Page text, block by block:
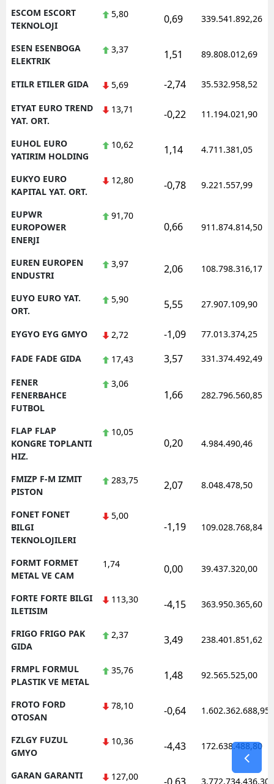
ESCOM ESCORT
TEKNOLOJI
5,80 0,69 339.541.892,26
ESEN ESENBOGA
ELEKTRIK
3,37 1,51 89.808.012,69
ETILR ETILER GIDA 5,69 -2,74 35.532.958,52
ETYAT EURO TREND
YAT. ORT.
13,71 -0,22 11.194.021,90
EUHOL EURO
YATIRIM HOLDING
10,62 1,14 4.711.381,05
EUKYO EURO
KAPITAL YAT. ORT.
12,80 -0,78 9.221.557,99
EUPWR
EUROPOWER
ENERJI
91,70
0,66 911.874.814,50
EUREN EUROPEN
ENDUSTRI
3,97 2,06 108.798.316,17
EUYO EURO YAT.
ORT.
5,90 5,55 27.907.109,90
EYGYO EYG GMYO 2,72 -1,09 77.013.374,25
FADE FADE GIDA 17,43 3,57 331.374.492,49
FENER
FENERBAHCE
FUTBOL
3,06
1,66 282.796.560,85
FLAP FLAP
KONGRE TOPLANTI
HIZ.
10,05
0,20 4.984.490,46
FMIZP F-M IZMIT
PISTON
283,75 2,07 8.048.478,50
FONET FONET
BILGI
TEKNOLOJILERI
5,00
-1,19 109.028.768,84
FORMT FORMET
METAL VE CAM
1,74 0,00 39.437.320,00
FORTE FORTE BILGI
ILETISIM
113,30 -4,15 363.950.365,60
FRIGO FRIGO PAK
GIDA
2,37 3,49 238.401.851,62
FRMPL FORMUL
PLASTIK VE METAL
35,76 1,48 92.565.525,00
FROTO FORD
OTOSAN
78,10 -0,64 1.602.362.688,95
FZLGY FUZUL
GMYO
10,36 -4,43 172.638.488,80
GARAN GARANTI
127,00 3.772.734.436,30